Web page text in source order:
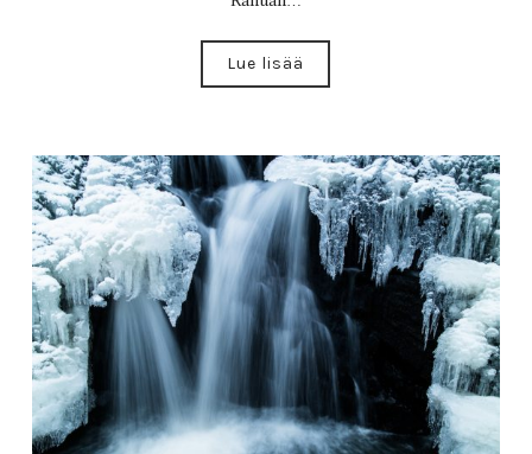
Lue lisää